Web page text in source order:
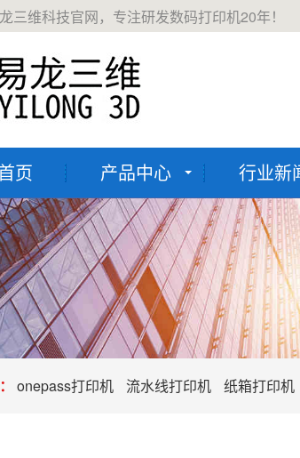
三维科技官网，专注研发数码打印机20年！
页 产品中心 行业新
onepass打印机 流水线打印机 纸箱打印机